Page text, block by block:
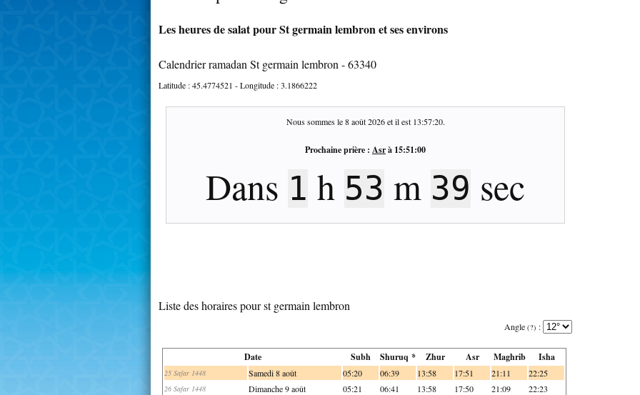
Les heures de salat pour St germain lembron et ses environs
Calendrier ramadan St germain lembron - 63340
Latitude :45.4774521 - Longitude :3.1866222
Nous sommes le8 août 2026et il est 13:57:21.
Prochaine prière : Asrà 15:51:00
Dans 1 h 53 m 38 sec
Liste des horaires pour st germain lembron
Angle (?) :
Date Subh Shuruq * Zhur Asr Maghrib Isha
25 Safar 1448 Samedi 8 août 05:20 06:39 13:58 17:51 21:11 22:25
26 Safar 1448 Dimanche 9 août 05:21 06:41 13:58 17:50 21:09 22:23